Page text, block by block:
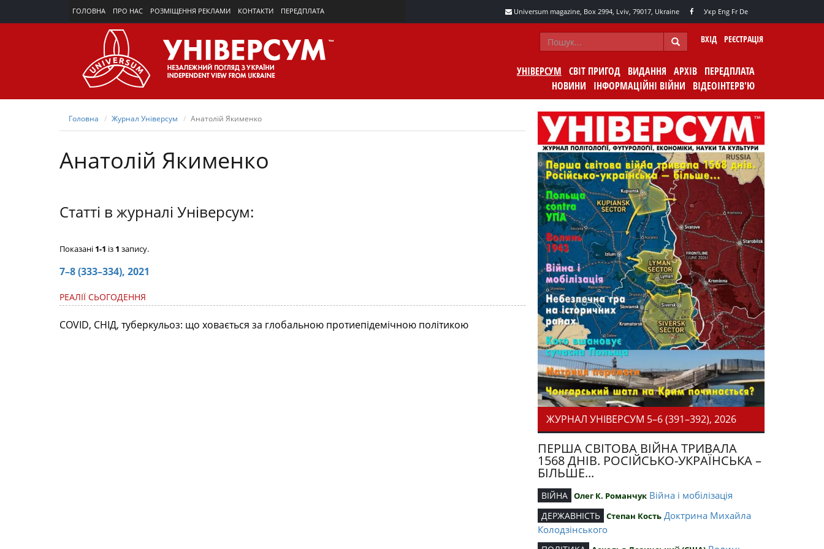
ГОЛОВНА ПРО НАС РОЗМІЩЕННЯ РЕКЛАМИ КОНТАКТИ ПЕРЕДПЛАТА Universum magazine, Box 2994, Lviv, 79017, Ukraine Укр Eng Fr De
ВХІД РЕЄСТРАЦІЯ
УНІВЕРСУМ СВІТ ПРИГОД ВИДАННЯ АРХІВ ПЕРЕДПЛАТА
НОВИНИ
ІНФОРМАЦІЙНІ ВІЙНИ ВІДЕОІНТЕРВ'Ю
Головна Журнал Універсум Анатолій Якименко
Анатолій Якименко
Статті в журналі Універсум:
Показані 1-1 із 1 запису.
7–8 (333–334), 2021
РЕАЛІЇ СЬОГОДЕННЯ
COVID, СНІД, туберкульоз: що ховається за глобальною протиепідемічною політикою
ЖУРНАЛ УНІВЕРСУМ 5–6 (391–392), 2026
ПЕРША СВІТОВА ВІЙНА ТРИВАЛА
1568 ДНІВ. РОСІЙСЬКО-УКРАЇНСЬКА –
БІЛЬШЕ...
ВІЙНА Олег К. Романчук Війна і мобілізація
ДЕРЖАВНІСТЬ Степан Кость Доктрина Михайла
Колодзінського